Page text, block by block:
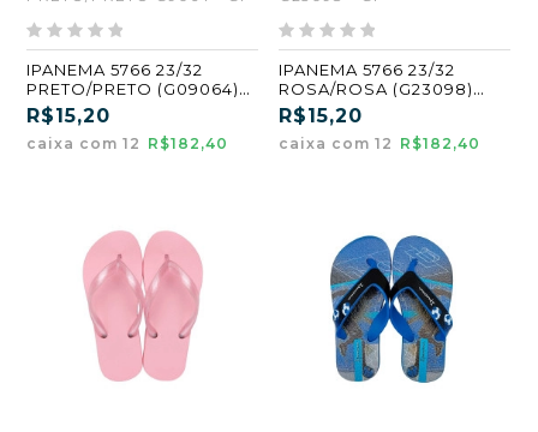
IPANEMA 5766 23/32
PRETO/PRETO (G09064)
(GF)
R$15,20
caixa com 12 R$182,40
IPANEMA 5766 23/32
ROSA/ROSA (G23098)
(GF)
R$15,20
caixa com 12 R$182,40